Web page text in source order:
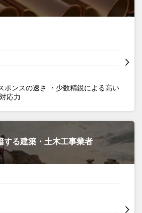
ポンスの速さ ・少数精鋭による高い
応力
する建築・土木工事業者